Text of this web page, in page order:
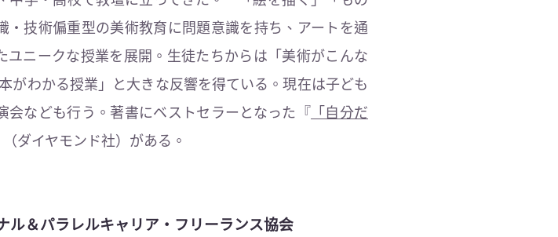
技術偏重型の美術教育に問題意識を持ち、アートを通
ユニークな授業を展開。生徒たちからは「美術がこんな
がわかる授業」と大きな反響を得ている。現在は子ども
なども行う。著書にベストセラーとなった『
「自分だ
（ダイヤモンド社）がある。
ル＆パラレルキャリア・フリーランス協会